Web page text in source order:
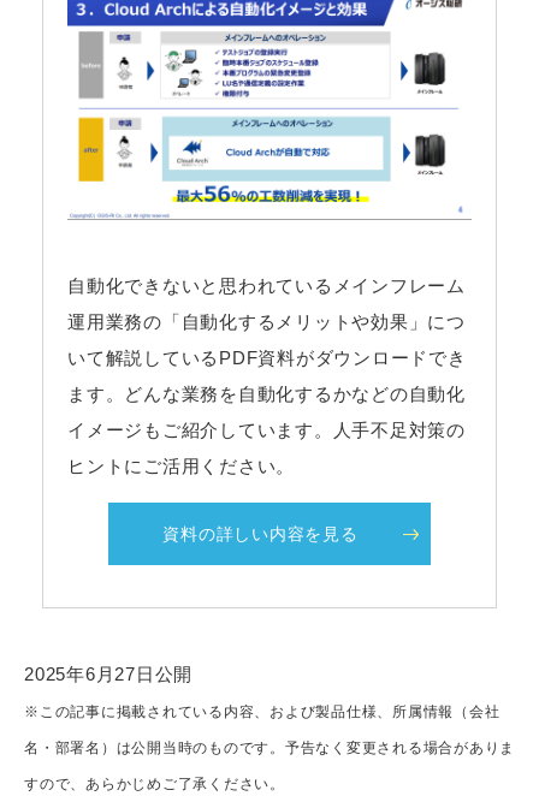
自動化できないと思われているメインフレーム
運用業務の「自動化するメリットや効果」につ
いて解説しているPDF資料がダウンロードでき
ます。どんな業務を自動化するかなどの自動化
イメージもご紹介しています。人手不足対策の
ヒントにご活用ください。
資料の詳しい内容を見る
2025年6月27日公開
※この記事に掲載されている内容、および製品仕様、所属情報（会社
名・部署名）は公開当時のものです。予告なく変更される場合がありま
すので、あらかじめご了承ください。